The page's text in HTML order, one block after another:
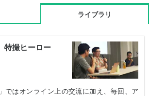
ライブラリ
特撮ヒーロー
ではオンライン上の交流に加え、毎回、ア